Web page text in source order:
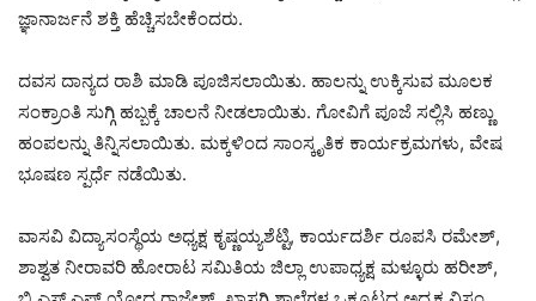
ಜ್ಞಾನಾರ್ಜನೆ ಶಕ್ತಿ ಹೆಚ್ಚಿಸಬೇಕೆಂದರು.
ದವಸ ದಾನ್ಯದ ರಾಶಿ ಮಾಡಿ ಪೂಜಿಸಲಾಯಿತು. ಹಾಲನ್ನು ಉಕ್ಕಿಸುವ ಮೂಲಕ
ಸಂಕ್ರಾಂತಿ ಸುಗ್ಗಿ ಹಬ್ಬಕ್ಕೆ ಚಾಲನೆ ನೀಡಲಾಯಿತು. ಗೋವಿಗೆ ಪೂಜೆ ಸಲ್ಲಿಸಿ ಹಣ್ಣು
ಹಂಪಲನ್ನು ತಿನ್ನಿಸಲಾಯಿತು. ಮಕ್ಕಳಿಂದ ಸಾಂಸ್ಕೃತಿಕ ಕಾರ್ಯಕ್ರಮಗಳು, ವೇಷ
ಭೂಷಣ ಸ್ಪರ್ಧೆ ನಡೆಯಿತು.
ವಾಸವಿ ವಿದ್ಯಾಸಂಸ್ಥೆಯ ಅಧ್ಯಕ್ಷ ಕೃಷ್ಣಯ್ಯಶೆಟ್ಟಿ, ಕಾರ್ಯದರ್ಶಿ ರೂಪಸಿ ರಮೇಶ್,
ಶಾಶ್ವತ ನೀರಾವರಿ ಹೋರಾಟ ಸಮಿತಿಯ ಜಿಲ್ಲಾ ಉಪಾಧ್ಯಕ್ಷ ಮಳ್ಳೂರು ಹರೀಶ್,